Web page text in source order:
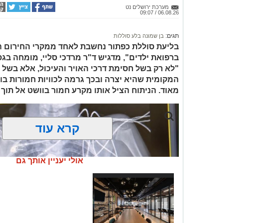
החשודים הועברו לחקירה, ובית המשפט האריך את
לתאריך 6.8.26.
בפעילות נוספת של בלשי תחנת בית שמש, ובמסגרת
בסחר בסמים, זוהו על פי החשד שתי עסקאות סחר
העיר ירושלים נעצרה והועברה להמשיך טיפול חקירה.
מעצרם של החשודים הוארך בבית המשפט.
מערכת ירושלים נט
06.08.26 / 09:07
תגים: בן שמונה בלע סוללות
בליעת סוללת כפתור נחשבת לאחד ממקרי החירום
ברפואת ילדים", מדגיש ד"ר מרדכי סליי, מומחה
"לא רק בשל חסימת דרכי האויר והעיכול, אלא
המקומית שהיא יצרה ובכך גרמה לכוויות חמורות
מאוד. הניתוח הציל אותו מקרע חמור בוושט אל
קרא עוד
אולי יעניין אותך גם